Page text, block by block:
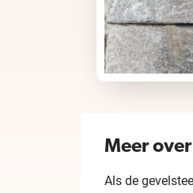
Meer over
Als de